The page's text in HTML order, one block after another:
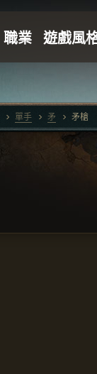
單手 矛 矛槍